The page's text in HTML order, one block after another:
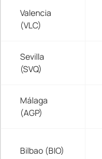
Valencia
(VLC)
Sevilla
(SVQ)
Málaga
(AGP)
Bilbao (BIO)